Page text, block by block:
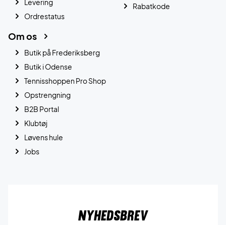
Levering
Ordrestatus
Rabatkode
Om os
Butik på Frederiksberg
Butik i Odense
Tennisshoppen Pro Shop
Opstrengning
B2B Portal
Klubtøj
Løvens hule
Jobs
Nyhedsbrev